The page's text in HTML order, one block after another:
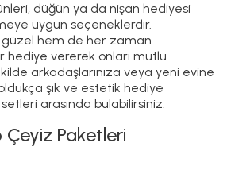
düğün ya da nişan hediyesi
uygun seçeneklerdir.
hem de her zaman
hediye vererek onları mutlu
arkadaşlarınıza veya yeni evine
şık ve estetik hediye
arasında bulabilirsiniz.
Paketleri